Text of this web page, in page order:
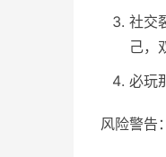
社交
己，
必玩
风险警告